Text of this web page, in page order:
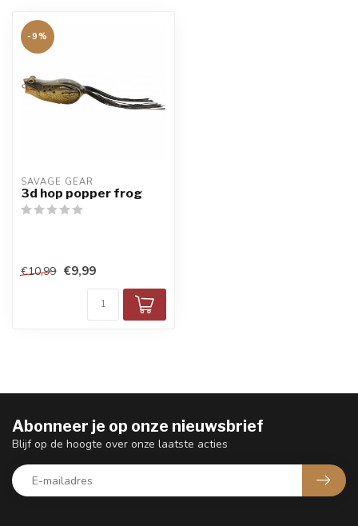
-9%
SAVAGE GEAR
3d hop popper frog
€10,99 €9,99
Abonneer je op onze nieuwsbrief
Blijf op de hoogte over onze laatste acties